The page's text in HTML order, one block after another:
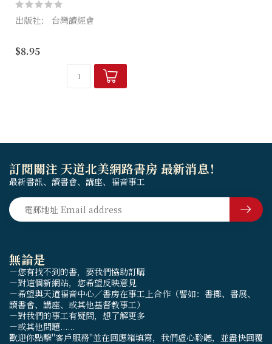
出版社： 台灣讀經會
「每日研經釋義」撒母耳記書
卷研讀，貼心設計來幫助小朋
友穩定讀聖經的工具書。每天
五分鐘，讓上帝的話進入孩子
$8.95
無論是
－您有找不到的書，要我們協助訂購
－對這個新網站，您希望反映意見
－希望與天道福音中心／書房在事工上合作（譬如：書攤、書展、
讀書會、講座、或其他基督教事工）
－對我們的事工有疑問，想了解更多
－或其他問題......
歡迎你點擊"客戶服務"並在回應箱填寫，我們虛心聆聽，並盡快回覆
訂閱關注 天道北美網路書房 最新消息！
最新書訊、讀書會、講座、福音事工